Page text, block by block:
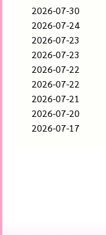
2026-07-30
2026-07-24
2026-07-23
2026-07-23
2026-07-22
2026-07-22
2026-07-21
2026-07-20
2026-07-17